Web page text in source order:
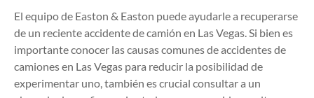
El equipo de Easton & Easton puede ayudarle a recuperarse
de un reciente accidente de camión en Las Vegas. Si bien es
importante conocer las causas comunes de accidentes de
camiones en Las Vegas para reducir la posibilidad de
experimentar uno, también es crucial consultar a un